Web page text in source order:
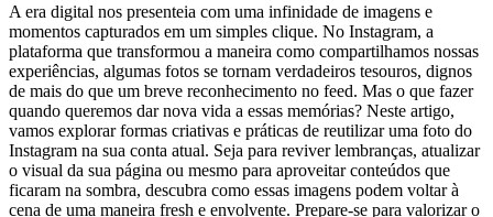
A era digital ⁤nos presenteia com uma infinidade de imagens e
momentos ⁤capturados em um simples clique. No Instagram, a
plataforma que transformou a maneira como compartilhamos nossas
experiências, algumas fotos se ‌tornam verdadeiros tesouros, dignos
de mais do ⁣que um breve reconhecimento no feed. Mas o que ‍fazer
⁣quando queremos dar nova vida a⁢ essas‍ memórias? Neste artigo,
vamos explorar formas criativas e práticas de reutilizar⁤ uma foto do
Instagram na sua‌ conta atual. Seja ⁤para reviver lembranças,⁤ atualizar
o visual da sua página ou mesmo para aproveitar conteúdos que
ficaram ​na sombra,⁢ descubra como essas imagens podem voltar à
cena de​ uma maneira fresh e envolvente. Prepare-se para valorizar o